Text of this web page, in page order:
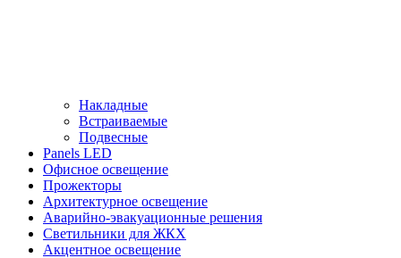
Накладные
Встраиваемые
Подвесные
Panels LED
Офисное освещение
Прожекторы
Архитектурное освещение
Аварийно-эвакуационные решения
Светильники для ЖКХ
Акцентное освещение